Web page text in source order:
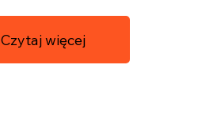
Czytaj więcej